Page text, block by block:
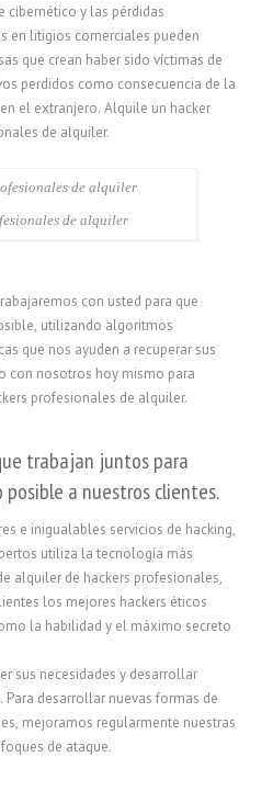
cibernético y las pérdidas
en litigios comerciales pueden
que crean haber sido víctimas de
perdidos como consecuencia de la
el extranjero.Alquile un hacker
de alquiler.
de alquiler
con usted para que
utilizando algoritmos
que nos ayuden a recuperar sus
con nosotros hoy mismo para
profesionales de alquiler.
trabajan juntos para
a nuestros clientes.
e inigualables servicios de hacking,
utiliza la tecnología más
alquiler de hackers profesionales,
los mejores hackers éticos
la habilidad y el máximo secreto
sus necesidades y desarrollar
desarrollar nuevas formas de
mejoramos regularmente nuestras
de ataque.